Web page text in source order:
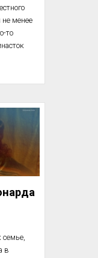
не менее
то
на
с
с
с
то
в